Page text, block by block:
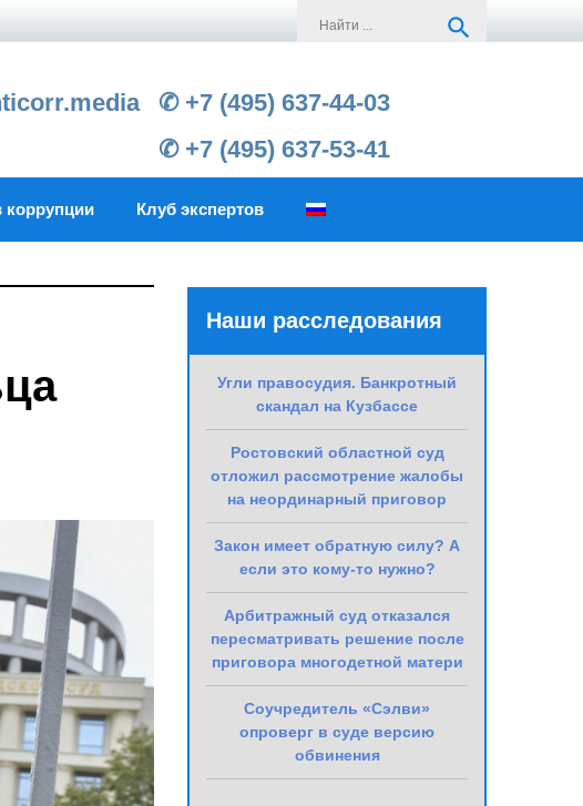
search
✆ +7 (495) 637-44-03
✆ +7 (495) 637-53-41
коррупции Клуб экспертов
Наши расследования
Угли правосудия. Банкротный
скандал на Кузбассе
Ростовский областной суд
отложил рассмотрение жалобы
на неординарный приговор
Закон имеет обратную силу? А
если это кому-то нужно?
Арбитражный суд отказался
пересматривать решение после
приговора многодетной матери
Соучредитель «Сэлви»
опроверг в суде версию
обвинения